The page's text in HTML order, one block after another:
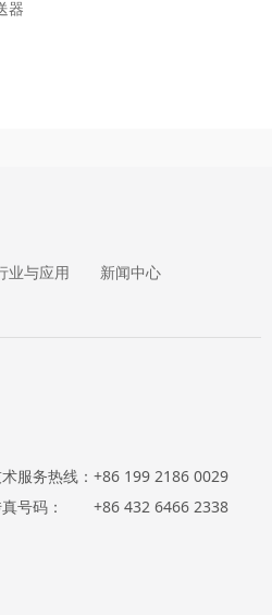
器
业与应用
新闻中心
服务热线：+86 199 2186 0029
真号码： +86 432 6466 2338